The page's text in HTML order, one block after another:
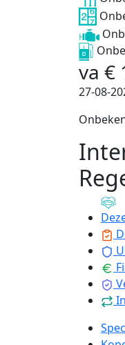
va €
27-08-